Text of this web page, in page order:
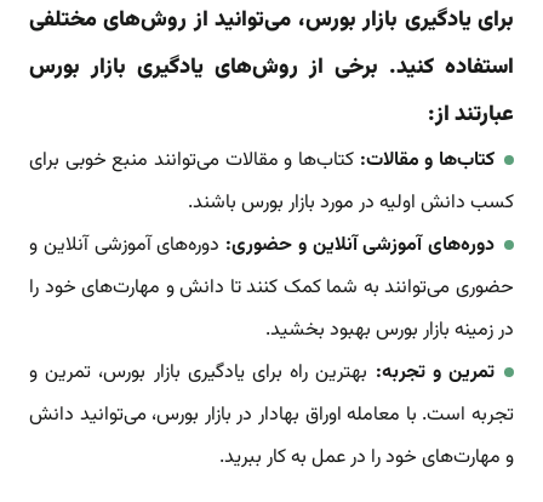
برای یادگیری بازار بورس، می‌توانید از روش‌های مختلفی
استفاده کنید. برخی از روش‌های یادگیری بازار بورس
عبارتند از:
کتاب‌ها و مقالات: کتاب‌ها و مقالات می‌توانند منبع خوبی برای
کسب دانش اولیه در مورد بازار بورس باشند.
دوره‌های آموزشی آنلاین و حضوری: دوره‌های آموزشی آنلاین و
حضوری می‌توانند به شما کمک کنند تا دانش و مهارت‌های خود را
در زمینه بازار بورس بهبود بخشید.
تمرین و تجربه: بهترین راه برای یادگیری بازار بورس، تمرین و
تجربه است. با معامله اوراق بهادار در بازار بورس، می‌توانید دانش
و مهارت‌های خود را در عمل به کار ببرید.